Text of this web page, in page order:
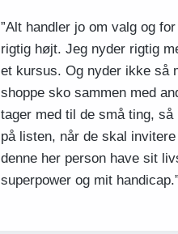
”Alt handler jo om valg og
rigtig højt. Jeg nyder rigtig
et kursus. Og nyder ikke så
shoppe sko sammen med
tager med til de små ting,
på listen, når de skal
denne her person have sit
superpower og mit handicap.”